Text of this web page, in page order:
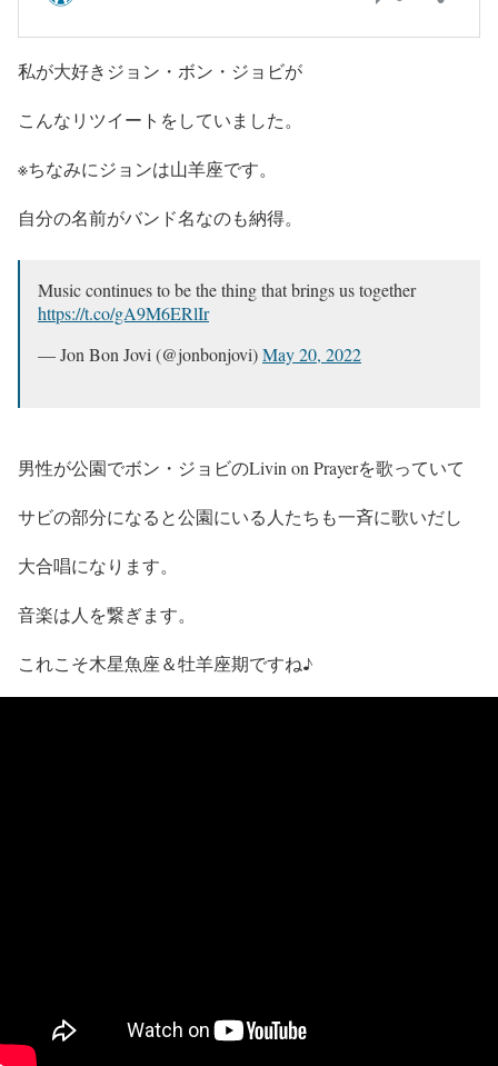
私が大好きジョン・ボン・ジョビが
こんなリツイートをしていました。
※ちなみにジョンは山羊座です。
自分の名前がバンド名なのも納得。
Music continues to be the thing that brings us together
https://t.co/gA9M6ERlIr
— Jon Bon Jovi (@jonbonjovi)May 20, 2022
男性が公園でボン・ジョビのLivin on Prayerを歌っていて
サビの部分になると公園にいる人たちも一斉に歌いだし
大合唱になります。
音楽は人を繋ぎます。
これこそ木星魚座＆牡羊座期ですね♪